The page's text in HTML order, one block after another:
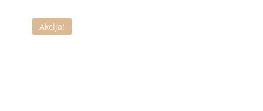
1599,00 €.
Akcija!